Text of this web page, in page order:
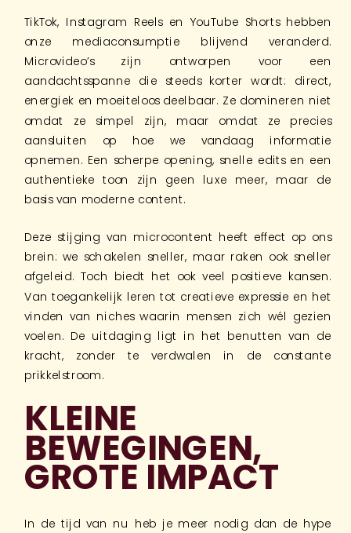
TikTok, Instagram Reels en YouTube Shorts hebben
onze mediaconsumptie blijvend veranderd.
Microvideo’s zijn ontworpen voor een
aandachtsspanne die steeds korter wordt: direct,
energiek en moeiteloos deelbaar. Ze domineren niet
omdat ze simpel zijn, maar omdat ze precies
aansluiten op hoe we vandaag informatie
opnemen. Een scherpe opening, snelle edits en een
authentieke toon zijn geen luxe meer, maar de
basis van moderne content.
Deze stijging van microcontent heeft effect op ons
brein: we schakelen sneller, maar raken ook sneller
afgeleid. Toch biedt het ook veel positieve kansen.
Van toegankelijk leren tot creatieve expressie en het
vinden van niches waarin mensen zich wél gezien
voelen. De uitdaging ligt in het benutten van de
kracht, zonder te verdwalen in de constante
prikkelstroom.
KLEINE
BEWEGINGEN,
GROTE IMPACT
In de tijd van nu heb je meer nodig dan de hype